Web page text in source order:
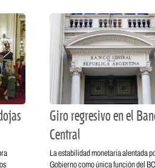
Giro regresivo en el
Central
La estabilidad monetaria alentada
Gobierno como única función del